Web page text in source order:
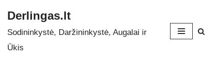
Skip
to
Derlingas.lt
Sodininkystė, Daržininkystė, Augalai ir
Ūkis